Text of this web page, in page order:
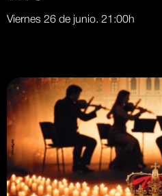
Viernes 26 de junio. 21:00h